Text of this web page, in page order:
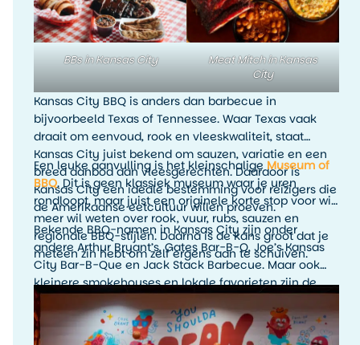
BBs in Kansas City
Meat Mitch in Kansas
City
Kansas City BBQ is anders dan barbecue in
bijvoorbeeld Texas of Tennessee. Waar Texas vaak
draait om eenvoud, rook en vleeskwaliteit, staat
Kansas City juist bekend om sauzen, variatie en een
breed aanbod aan vleesgerechten. Daardoor is
Kansas City een ideale bestemming voor reizigers die
de Amerikaanse eetcultuur willen proeven.
Een leuke aanvulling is het kleinschalige Museum of
BBQ. Dit is geen klassiek museum waar je uren
rondloopt, maar juist een originele korte stop voor wie
meer wil weten over rook, vuur, rubs, sauzen en
regionale BBQ-stijlen. Daarna is de kans groot dat je
meteen zin hebt om zelf ergens aan te schuiven.
Bekende BBQ-namen in Kansas City zijn onder
andere Arthur Bryant’s, Gates Bar-B-Q, Joe’s Kansas
City Bar-B-Que en Jack Stack Barbecue. Maar ook
kleinere smokehouses en lokale favorieten zijn de
moeite waard. Het leukste is om tijdens je verblijf
meerdere BBQ-stops te proberen en zelf te ontdekken
welke stijl jouw favoriet is.